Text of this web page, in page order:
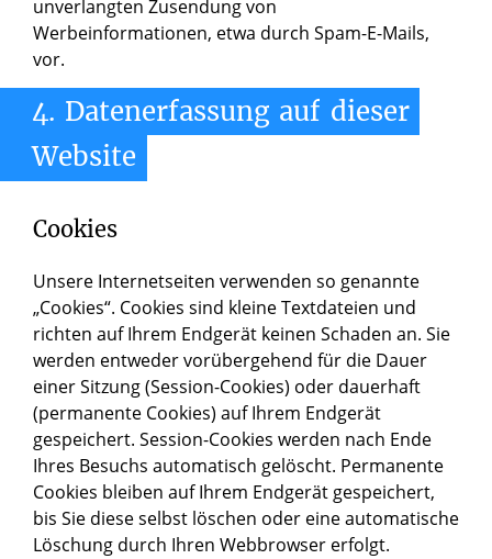
unverlangten Zusendung von
Werbeinformationen, etwa durch Spam-E-Mails,
vor.
4. Datenerfassung auf dieser
Website
Cookies
Unsere Internetseiten verwenden so genannte
„Cookies“. Cookies sind kleine Textdateien und
richten auf Ihrem Endgerät keinen Schaden an. Sie
werden entweder vorübergehend für die Dauer
einer Sitzung (Session-Cookies) oder dauerhaft
(permanente Cookies) auf Ihrem Endgerät
gespeichert. Session-Cookies werden nach Ende
Ihres Besuchs automatisch gelöscht. Permanente
Cookies bleiben auf Ihrem Endgerät gespeichert,
bis Sie diese selbst löschen oder eine automatische
Löschung durch Ihren Webbrowser erfolgt.